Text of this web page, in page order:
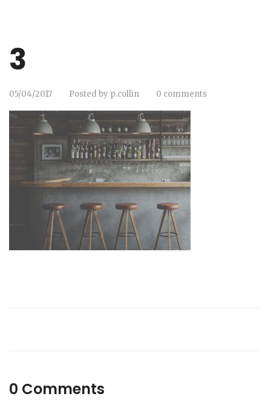
3
05/04/2017 Posted by p.collin 0 comments
0 Comments